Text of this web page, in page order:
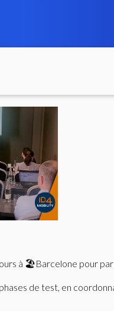
à 🏖Barcelone pour
de test, en